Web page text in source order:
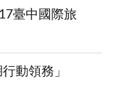
臺中國際旅
動領務」